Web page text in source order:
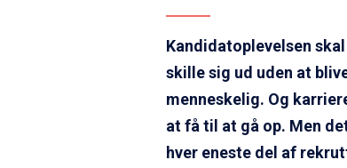
Kandidatoplevelsen
skille sig ud uden at
menneskelig. Og
at få til at gå op. Men
hver eneste del af